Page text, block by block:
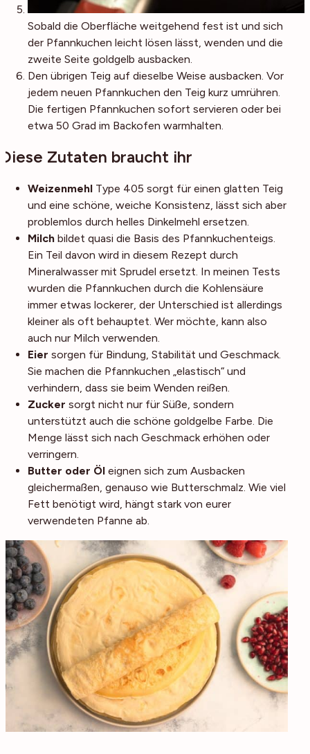
Sobald die Oberfläche weitgehend fest ist und sich
der Pfannkuchen leicht lösen lässt, wenden und die
zweite Seite goldgelb ausbacken.
Den übrigen Teig auf dieselbe Weise ausbacken. Vor
jedem neuen Pfannkuchen den Teig kurz umrühren.
Die fertigen Pfannkuchen sofort servieren oder bei
etwa 50 Grad im Backofen warmhalten.
Diese Zutaten braucht ihr
Weizenmehl Type 405 sorgt für einen glatten Teig
und eine schöne, weiche Konsistenz, lässt sich aber
problemlos durch helles Dinkelmehl ersetzen.
Milch bildet quasi die Basis des Pfannkuchenteigs.
Ein Teil davon wird in diesem Rezept durch
Mineralwasser mit Sprudel ersetzt. In meinen Tests
wurden die Pfannkuchen durch die Kohlensäure
immer etwas lockerer, der Unterschied ist allerdings
kleiner als oft behauptet. Wer möchte, kann also
auch nur Milch verwenden.
Eier sorgen für Bindung, Stabilität und Geschmack.
Sie machen die Pfannkuchen „elastisch“ und
verhindern, dass sie beim Wenden reißen.
Zucker sorgt nicht nur für Süße, sondern
unterstützt auch die schöne goldgelbe Farbe. Die
Menge lässt sich nach Geschmack erhöhen oder
verringern.
Butter oder Öl eignen sich zum Ausbacken
gleichermaßen, genauso wie Butterschmalz. Wie viel
Fett benötigt wird, hängt stark von eurer
verwendeten Pfanne ab.